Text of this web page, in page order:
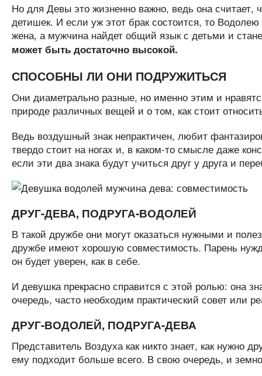
Но для Девы это жизненно важно, ведь она
детишек. И если уж этот брак состоится, то Водолею
жена, а мужчина найдет общий язык с детьми и
может быть достаточно высокой.
СПОСОБНЫ ЛИ ОНИ ПОДРУЖИТЬСЯ
Они диаметрально разные, но именно этим и
природе различных вещей и о том, как стоит
Ведь воздушный знак непрактичен, любит
твердо стоит на ногах и, в каком-то смысле даже
если эти два знака будут учиться друг у друга и
ДРУГ-ДЕВА, ПОДРУГА-ВОДОЛЕЙ
В такой дружбе они могут оказаться нужными и
дружбе имеют хорошую совместимость. Парень
он будет уверен, как в себе.
И девушка прекрасно справится с этой ролью: она
очередь, часто необходим практический совет или
ДРУГ-ВОДОЛЕЙ, ПОДРУГА-ДЕВА
Представитель Воздуха как никто знает, как нужно
ему подходит больше всего. В свою очередь, и